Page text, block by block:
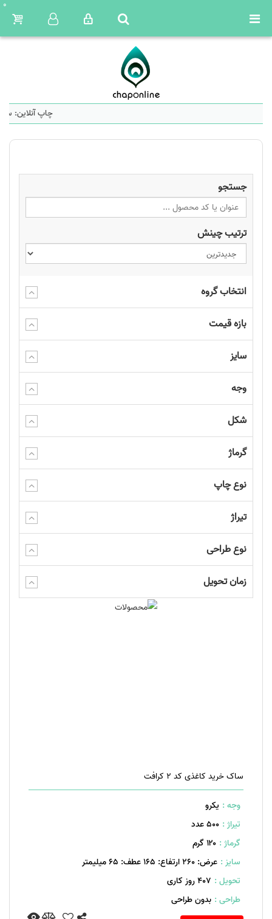
0
چاپ آنلاین:
جستجو
ترتیب چینش
انتخاب گروه
بازه قیمت
سایز
وجه
شکل
گرماژ
نوع چاپ
تیراژ
نوع طراحی
زمان تحویل
ساک خرید کاغذی کد 2 کرافت
وجه : یکرو
تیراژ : 500 عدد
گرماژ : ۱۲۰ گرم
سایز : عرض: 260 ارتفاع: 165 عطف: 65 میلیمتر
تحویل : 407 روز کاری
طراحی : بدون طراحی